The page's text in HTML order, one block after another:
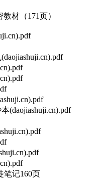
材（171页）
(daojiashuji.cn).pdf
笔记160页